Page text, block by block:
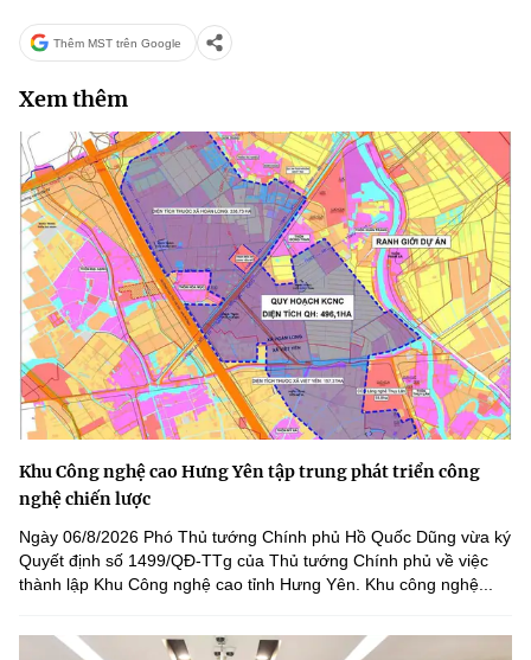
Thêm MST trên Google
Xem thêm
Khu Công nghệ cao Hưng Yên tập trung phát triển công
nghệ chiến lược
Ngày 06/8/2026 Phó Thủ tướng Chính phủ Hồ Quốc Dũng vừa ký
Quyết định số 1499/QĐ-TTg của Thủ tướng Chính phủ về việc
thành lập Khu Công nghệ cao tỉnh Hưng Yên. Khu công nghệ...